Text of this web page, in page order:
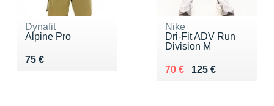
Dynafit
Alpine Pro
75 €
Vendu 75 €
Nike
Dri-Fit ADV Run
Division M
125 €
Au lieu de 125 €
70 €
Vendu 70 €